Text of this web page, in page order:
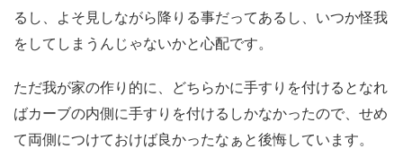
るし、よそ見しながら降りる事だってあるし、いつか怪我
をしてしまうんじゃないかと心配です。
ただ我が家の作り的に、どちらかに手すりを付けるとなれ
ばカーブの内側に手すりを付けるしかなかったので、せめ
て両側につけておけば良かったなぁと後悔しています。